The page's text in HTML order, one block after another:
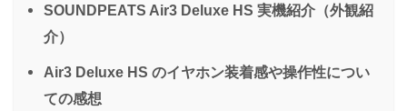
SOUNDPEATS Air3 Deluxe HS 実機紹介（外観紹
介）
Air3 Deluxe HS のイヤホン装着感や操作性につい
ての感想